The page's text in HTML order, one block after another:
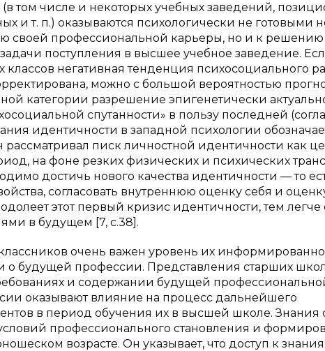
том числе и некоторых учебных заведений,
и т. п.) оказываются психологически не готовыми
своей профессиональной карьеры, но и к решению
поступления в высшее учебное заведение.
негативная тенденция психосоциального
можно с большой вероятностью
категории разрешение эпигенетически
спутанности» в пользу последней
идентичности в западной психологии
писк личностной идентичности как
на фоне резких физических и психических
достичь нового качества идентичности — то
согласовать внутреннюю оценку себя и
этот первый кризис идентичности, тем легче
в будущем [7, с.38].
очень важен уровень их
и о будущей профессии. Представления старших
и содержании будущей
оказывают влияние на процесс дальнейшего
в период обучения их в высшей школе. Знания
профессионального становления и
возрасте. Он указывает, что доступ к